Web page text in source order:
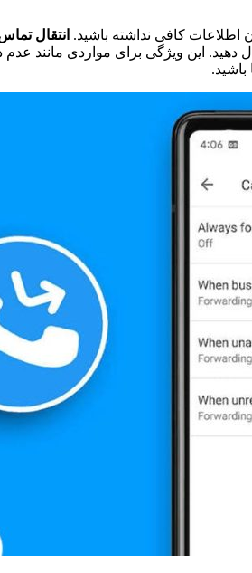
اطلاعات کافی نداشته باشید. انتقال
دهید. این ویژگی برای مواردی مانند
باشید.